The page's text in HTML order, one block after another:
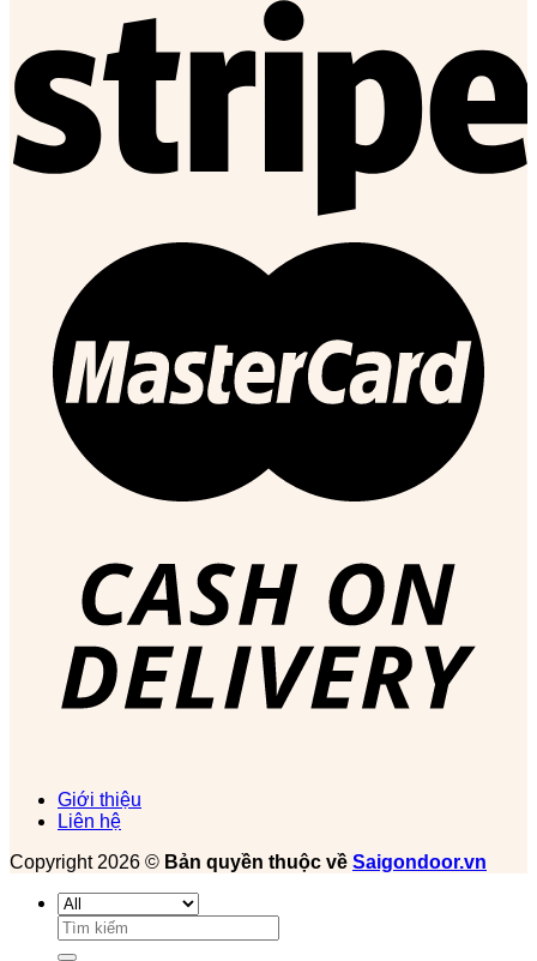
Giới thiệu
Liên hệ
Copyright 2026 © Bản quyền thuộc về Saigondoor.vn
Tìm
kiếm: